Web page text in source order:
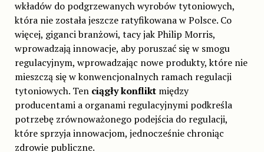
wkładów do podgrzewanych wyrobów tytoniowych,
która nie została jeszcze ratyfikowana w Polsce. Co
więcej, giganci branżowi, tacy jak Philip Morris,
wprowadzają innowacje, aby poruszać się w smogu
regulacyjnym, wprowadzając nowe produkty, które nie
mieszczą się w konwencjonalnych ramach regulacji
tytoniowych. Ten ciągły konfliktmiędzy
producentami a organami regulacyjnymi podkreśla
potrzebę zrównoważonego podejścia do regulacji,
które sprzyja innowacjom, jednocześnie chroniąc
zdrowie publiczne.